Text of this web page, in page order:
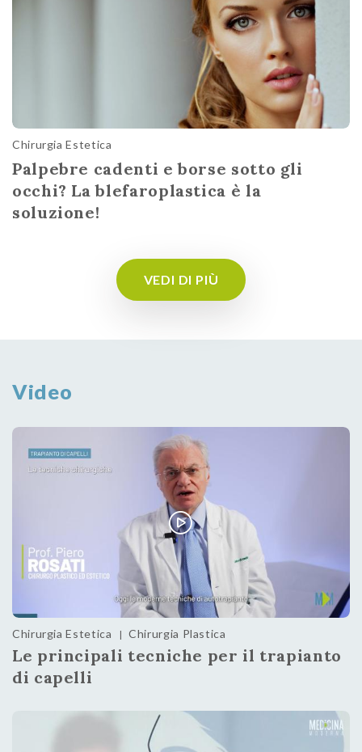
Chirurgia Estetica
Palpebre cadenti e borse sotto gli
occhi? La blefaroplastica è la
soluzione!
VEDI DI PIÙ
Video
Chirurgia Estetica | Chirurgia Plastica
Le principali tecniche per il trapianto
di capelli